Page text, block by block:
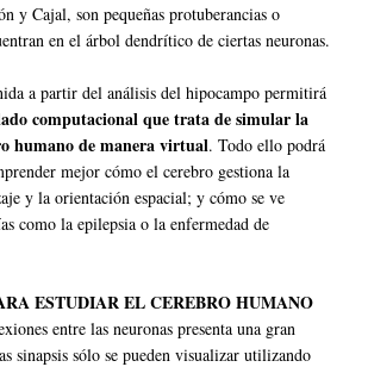
y Cajal, son pequeñas protuberancias o
en el árbol dendrítico de ciertas neuronas.
a partir del análisis del hipocampo permitirá
computacional que trata de simular la
humano de manera virtual. Todo ello podrá
mejor cómo el cerebro gestiona la
y la orientación espacial; y cómo se ve
como la epilepsia o la enfermedad de
ESTUDIAR EL CEREBRO HUMANO
entre las neuronas presenta una gran
sinapsis sólo se pueden visualizar utilizando